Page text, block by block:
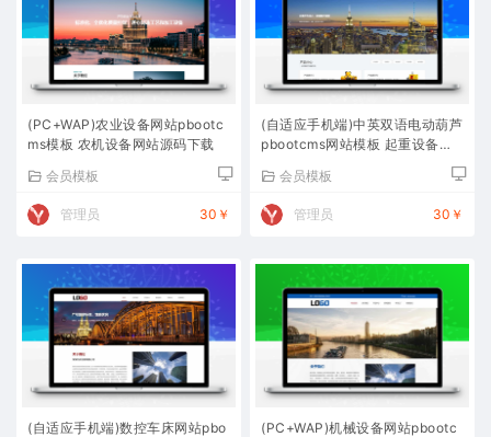
(PC+WAP)农业设备网站pbootc
ms模板 农机设备网站源码下载
会员模板
管理员 30￥
(自适应手机端)中英双语电动葫芦
pbootcms网站模板 起重设备网
会员模板
管理员 30￥
(自适应手机端)数控车床网站pbo
(PC+WAP)机械设备网站pbootc